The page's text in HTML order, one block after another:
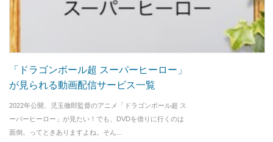
「ドラゴンボール超 スーパーヒーロー」
が見られる動画配信サービス一覧
2022年公開、児玉徹郎監督のアニメ「ドラゴンボール超 ス
ーパーヒーロー」が見たい！でも、DVDを借りに行くのは
面倒。ってときありますよね。そん...